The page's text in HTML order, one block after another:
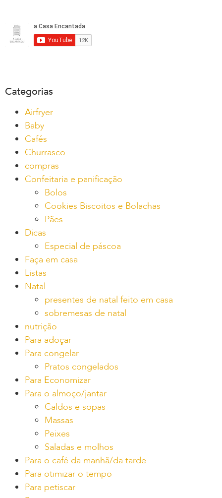
Categorias
Airfryer
Baby
Cafés
Churrasco
compras
Confeitaria e panificação
Bolos
Cookies Biscoitos e Bolachas
Pães
Dicas
Especial de páscoa
Faça em casa
Listas
Natal
presentes de natal feito em casa
sobremesas de natal
nutrição
Para adoçar
Para congelar
Pratos congelados
Para Economizar
Para o almoço/jantar
Caldos e sopas
Massas
Peixes
Saladas e molhos
Para o café da manhã/da tarde
Para otimizar o tempo
Para petiscar